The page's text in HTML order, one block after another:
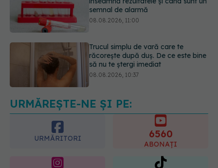
Trucul simplu de vară care te
răcorește după duș. De ce este bine
să nu te ștergi imediat
Bacteria din intestin care a crescut
forța musculară cu 30%
08.08.2026, 14:00
URMĂREȘTE-NE ȘI PE:
URMĂRITORI 6560
ABONAȚI